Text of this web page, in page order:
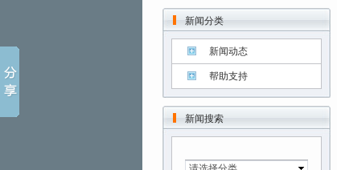
新闻搜索
新闻分类
新闻动态
帮助支持